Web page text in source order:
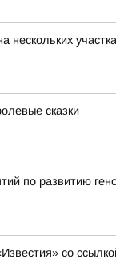
сказки
по развитию
со